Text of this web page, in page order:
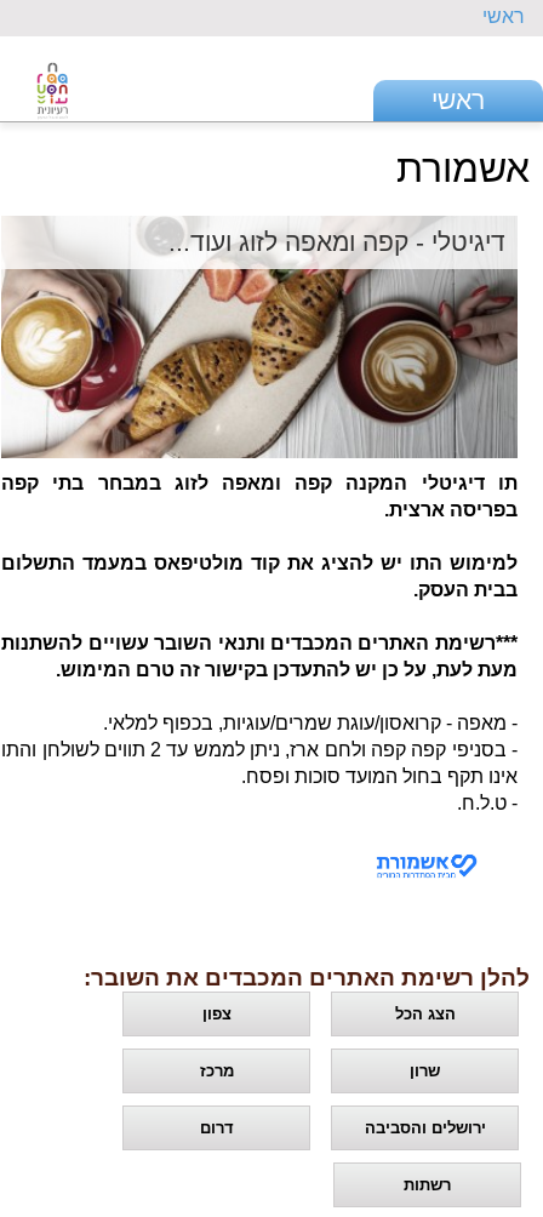
ראשי
ראשי
אשמורת
דיגיטלי - קפה ומאפה לזוג ועוד...
תו דיגיטלי המקנה קפה ומאפה לזוג במבחר בתי קפה
בפריסה ארצית.
למימוש התו יש להציג את קוד מולטיפאס במעמד התשלום
בבית העסק.
***רשימת האתרים המכבדים ותנאי השובר עשויים להשתנות
מעת לעת, על כן יש להתעדכן בקישור זה טרם המימוש.
- מאפה - קרואסון/עוגת שמרים/עוגיות, בכפוף למלאי.
- בסניפי קפה קפה ולחם ארז, ניתן לממש עד 2 תווים לשולחן והתו
אינו תקף בחול המועד סוכות ופסח.
- ט.ל.ח.
להלן רשימת האתרים המכבדים את השובר:
הצג הכל צפון
שרון מרכז
ירושלים והסביבה דרום
רשתות